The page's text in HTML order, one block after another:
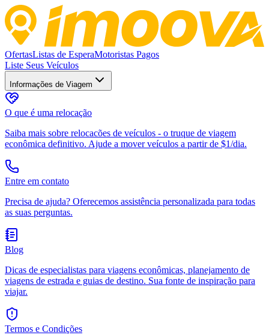
OfertasListas de EsperaMotoristas Pagos
Liste Seus Veículos
Informações de Viagem
O que é uma relocação
Saiba mais sobre relocacões de veículos - o truque de viagem
econômica definitivo. Ajude a mover veículos a partir de $1/dia.
Entre em contato
Precisa de ajuda? Oferecemos assistência personalizada para todas
as suas perguntas.
Blog
Dicas de especialistas para viagens econômicas, planejamento de
viagens de estrada e guias de destino. Sua fonte de inspiração para
viajar.
Termos e Condições